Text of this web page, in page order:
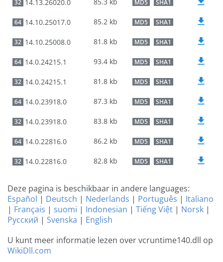
32 14.13.26020.0 MD5 SHA1
64 14.10.25017.0 85.2 kb MD5 SHA1
32 14.10.25008.0 81.8 kb MD5 SHA1
64 14.0.24215.1 93.4 kb MD5 SHA1
32 14.0.24215.1 81.8 kb MD5 SHA1
64 14.0.23918.0 87.3 kb MD5 SHA1
32 14.0.23918.0 83.8 kb MD5 SHA1
64 14.0.22816.0 86.2 kb MD5 SHA1
32 14.0.22816.0 82.8 kb MD5 SHA1
Deze pagina is beschikbaar in andere languages:
Español | Deutsch | Nederlands | Português | Italiano
| Français | suomi | Indonesian | Tiếng Việt | Norsk |
Русский | Svenska | English
U kunt meer informatie lezen over vcruntime140.dll op
WikiDll.com